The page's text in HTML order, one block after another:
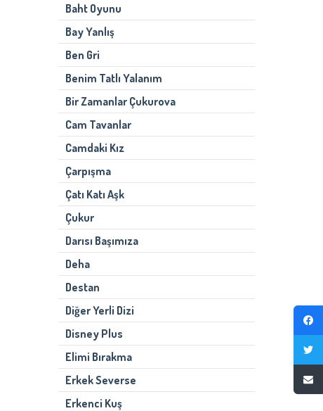
Baht Oyunu
Bay Yanlış
Ben Gri
Benim Tatlı Yalanım
Bir Zamanlar Çukurova
Cam Tavanlar
Camdaki Kız
Çarpışma
Çatı Katı Aşk
Çukur
Darısı Başımıza
Deha
Destan
Diğer Yerli Dizi
Disney Plus
Elimi Bırakma
Erkek Severse
Erkenci Kuş